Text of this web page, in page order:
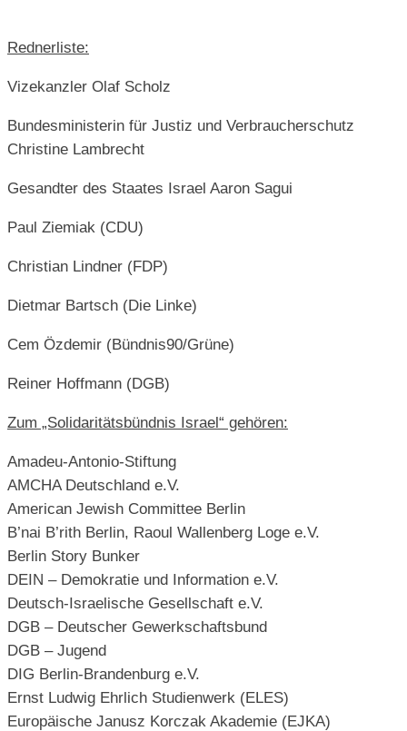
Rednerliste:
Vizekanzler Olaf Scholz
Bundesministerin für Justiz und Verbraucherschutz
Christine Lambrecht
Gesandter des Staates Israel Aaron Sagui
Paul Ziemiak (CDU)
Christian Lindner (FDP)
Dietmar Bartsch (Die Linke)
Cem Özdemir (Bündnis90/Grüne)
Reiner Hoffmann (DGB)
Zum „Solidaritätsbündnis Israel“ gehören:
Amadeu-Antonio-Stiftung
AMCHA Deutschland e.V.
American Jewish Committee Berlin
B’nai B’rith Berlin, Raoul Wallenberg Loge e.V.
Berlin Story Bunker
DEIN – Demokratie und Information e.V.
Deutsch-Israelische Gesellschaft e.V.
DGB – Deutscher Gewerkschaftsbund
DGB – Jugend
DIG Berlin-Brandenburg e.V.
Ernst Ludwig Ehrlich Studienwerk (ELES)
Europäische Janusz Korczak Akademie (EJKA)